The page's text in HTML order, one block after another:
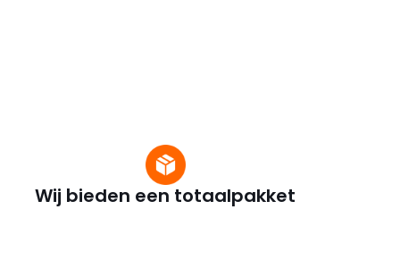
Wij bieden een totaalpakket